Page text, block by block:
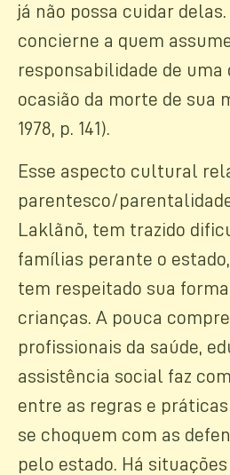
já não possa cuidar
concierne a quem
responsabilidade de
ocasião da morte de sua
1978, p. 141).
Esse aspecto cultural
parentesco/
Laklãnõ, tem trazido
famílias perante o
tem respeitado sua
crianças. A pouca
profissionais da saúde,
assistência social faz
entre as regras e
se choquem com as
pelo estado. Há